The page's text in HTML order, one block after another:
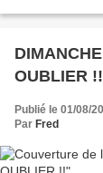
DIMANCHE 2
OUBLIER !!
Publié le 01/08/
Par Fred